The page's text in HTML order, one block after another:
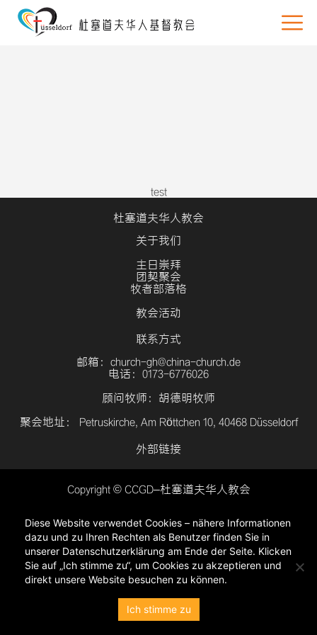
test
杜塞道夫华人教会
关于我们
主日崇拜
团契聚会
牧者部落格
教会活动
联系方式
邮箱：church-gh@china-church.de
电话：0173-6776026
顾问牧师：胡德明牧师
聚会地址： Petruskirche, Am Röttchen 10, 40468 Düsseldorf
外部链接
Copyright © CCGD–杜塞道夫华人教会
隐私政策
Diese Website verwendet Cookies – nähere Informationen
dazu und zu Ihren Rechten als Benutzer finden Sie in
unserer Datenschutzerklärung am Ende der Seite. Klicken
Sie auf „Ich stimme zu“, um Cookies zu akzeptieren und
direkt unsere Website besuchen zu können.
Ich stimme zu